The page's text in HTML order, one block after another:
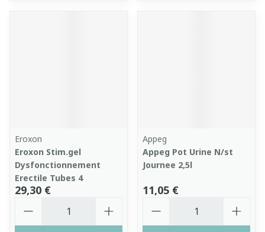
Eroxon
Eroxon Stim.gel
Dysfonctionnement
Erectile Tubes 4
29,30 €
Appeg
Appeg Pot Urine N/st
Journee 2,5l
11,05 €